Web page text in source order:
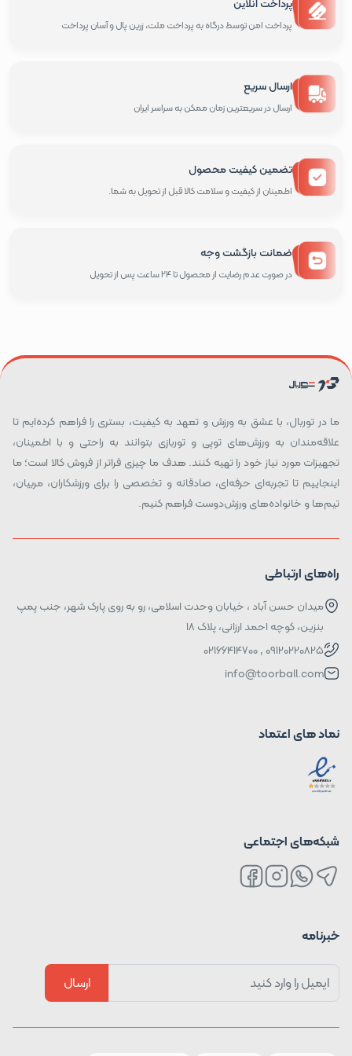
پرداخت امن توسط درگاه به پرداخت ملت، زرین پال و آسان پرداخت
ارسال سریع
ارسال در سریعترین زمان ممکن به سراسر ایران
تضمین کیفیت محصول
اطمینان از کیفیت و سلامت کالا قبل از تحویل به شما.
ضمانت بازگشت وجه
در صورت عدم رضایت از محصول تا 24 ساعت پس از تحویل
ما در توربال، با عشق به ورزش و تعهد به کیفیت، بستری را فراهم کرده‌ایم تا
علاقه‌مندان به ورزش‌های توپی و توربازی بتوانند به راحتی و با اطمینان،
تجهیزات مورد نیاز خود را تهیه کنند. هدف ما چیزی فراتر از فروش کالا است؛ ما
اینجاییم تا تجربه‌ای حرفه‌ای، صادقانه و تخصصی را برای ورزشکاران، مربیان،
تیم‌ها و خانواده‌های ورزش‌دوست فراهم کنیم.
راه‌های ارتباطی
میدان حسن آباد ، خیابان وحدت اسلامی، رو به روی پارک شهر، جنب پمپ
بنزین، کوچه احمد ارزانی، پلاک ۱۸
09120220825 , 02166414700
info@toorball.com
نماد های اعتماد
شبکه‌های اجتماعی
خبرنامه
ارسال